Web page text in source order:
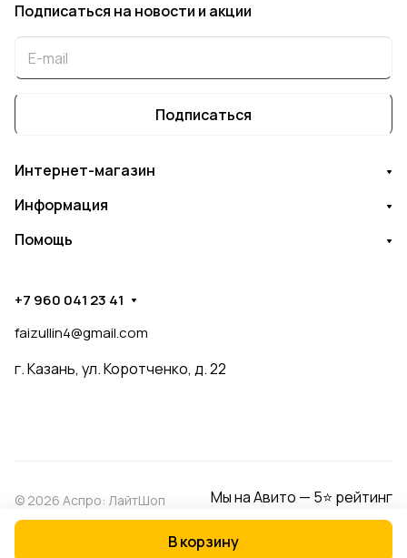
В корзину
Подписаться на новости и акции
Подписаться
Интернет-магазин
Информация
Помощь
+7 960 041 23 41
faizullin4@gmail.com
г. Казань, ул. Коротченко, д. 22
© 2026 Аспро: ЛайтШоп Мы на Авито — 5⭐ рейтинг
Оферта